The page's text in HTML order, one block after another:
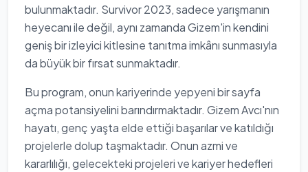
bulunmaktadır. Survivor 2023, sadece yarışmanın
heyecanı ile değil, aynı zamanda Gizem'in kendini
geniş bir izleyici kitlesine tanıtma imkânı sunmasıyla
da büyük bir fırsat sunmaktadır.
Bu program, onun kariyerinde yepyeni bir sayfa
açma potansiyelini barındırmaktadır. Gizem Avcı'nın
hayatı, genç yaşta elde ettiği başarılar ve katıldığı
projelerle dolup taşmaktadır. Onun azmi ve
kararlılığı, gelecekteki projeleri ve kariyer hedefleri